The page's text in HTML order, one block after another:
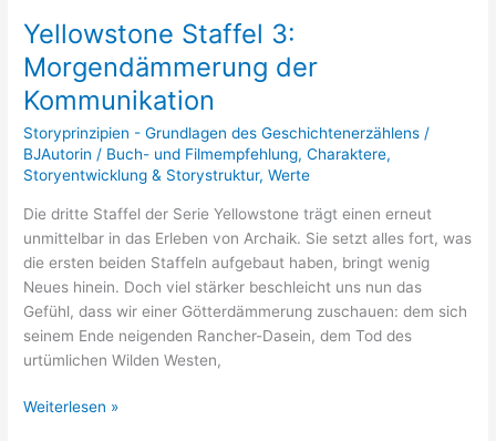
Yellowstone Staffel 3:
Morgendämmerung der
Kommunikation
Storyprinzipien - Grundlagen des Geschichtenerzählens /
BJAutorin/ Buch- und Filmempfehlung,Charaktere,
Storyentwicklung & Storystruktur,Werte
Die dritte Staffel der Serie Yellowstone trägt einen erneut
unmittelbar in das Erleben von Archaik. Sie setzt alles fort, was
die ersten beiden Staffeln aufgebaut haben, bringt wenig
Neues hinein. Doch viel stärker beschleicht uns nun das
Gefühl, dass wir einer Götterdämmerung zuschauen: dem sich
seinem Ende neigenden Rancher-Dasein, dem Tod des
urtümlichen Wilden Westen,
Weiterlesen »